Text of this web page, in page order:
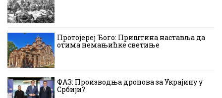
Протојереј Ђого: Приштина наставља да
отима немањићке светиње
ФАЗ: Производња дронова за Украјину у
Србији?